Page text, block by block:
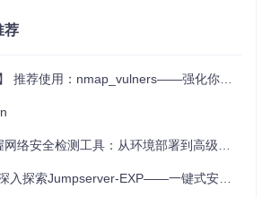
的高危漏洞被发现时，可以迅速使用相应
，确定是否受到影响，并采取必要的补救
者可以在产品上线前，利用some_pocsuit
量的常见漏洞，涵盖了多个知名的服务器
荐
荐使用：nmap_vulners——强化你的网络扫描利器
全检测工具：从环境部署到高级扫描的安全评估指南
索Jumpserver-EXP——一键式安全审计与利用工具